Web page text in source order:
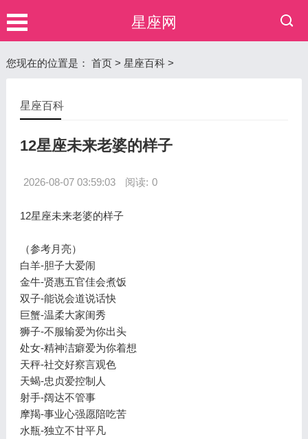
星座网
您现在的位置是： 首页> 星座百科>
星座百科
12星座未来老婆的样子
2026-08-07 03:59:03 阅读: 0
12星座未来老婆的样子
（参考月亮）
白羊-胆子大爱闹
金牛-贤惠五官佳会煮饭
双子-能说会道说话快
巨蟹-温柔大家闺秀
狮子-不服输爱为你出头
处女-精神洁癖爱为你着想
天秤-社交好察言观色
天蝎-忠贞爱控制人
射手-阔达不管事
摩羯-事业心强愿陪吃苦
水瓶-独立不甘平凡